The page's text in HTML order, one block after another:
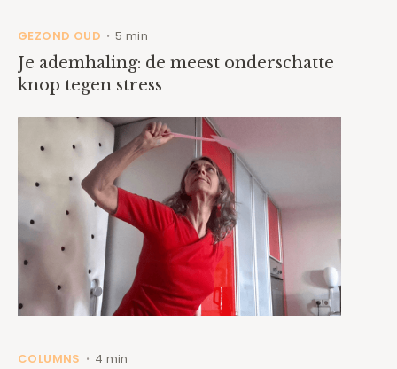
GEZOND OUD • 5 min
Je ademhaling: de meest onderschatte
knop tegen stress
COLUMNS • 4 min